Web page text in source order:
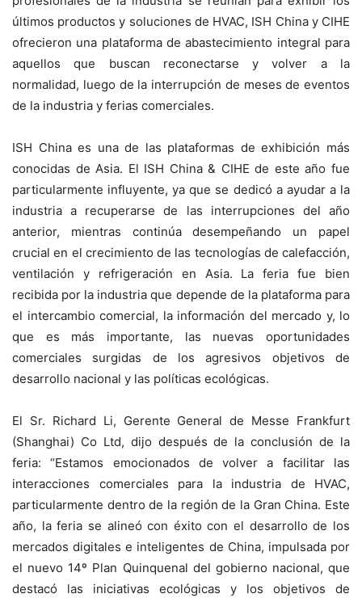
últimos productos y soluciones de HVAC, ISH China y CIHE
ofrecieron una plataforma de abastecimiento integral para
aquellos que buscan reconectarse y volver a la
normalidad, luego de la interrupción de meses de eventos
de la industria y ferias comerciales.
ISH China es una de las plataformas de exhibición más
conocidas de Asia. El ISH China & CIHE de este año fue
particularmente influyente, ya que se dedicó a ayudar a la
industria a recuperarse de las interrupciones del año
anterior, mientras continúa desempeñando un papel
crucial en el crecimiento de las tecnologías de calefacción,
ventilación y refrigeración en Asia. La feria fue bien
recibida por la industria que depende de la plataforma para
el intercambio comercial, la información del mercado y, lo
que es más importante, las nuevas oportunidades
comerciales surgidas de los agresivos objetivos de
desarrollo nacional y las políticas ecológicas.
El Sr. Richard Li, Gerente General de Messe Frankfurt
(Shanghai) Co Ltd, dijo después de la conclusión de la
feria: “Estamos emocionados de volver a facilitar las
interacciones comerciales para la industria de HVAC,
particularmente dentro de la región de la Gran China. Este
año, la feria se alineó con éxito con el desarrollo de los
mercados digitales e inteligentes de China, impulsada por
el nuevo 14º Plan Quinquenal del gobierno nacional, que
destacó las iniciativas ecológicas y los objetivos de